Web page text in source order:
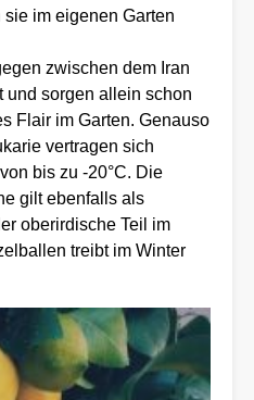
im eigenen Garten
zwischen dem Iran
und sorgen allein schon
Flair im Garten. Genauso
vertragen sich
bis zu -20°C. Die
gilt ebenfalls als
oberirdische Teil im
treibt im Winter